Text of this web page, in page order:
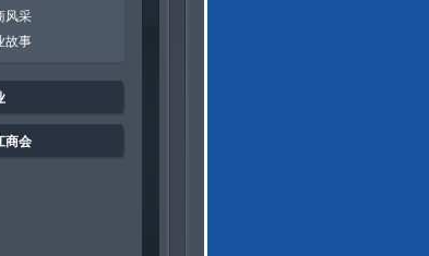
风采
故事
商会